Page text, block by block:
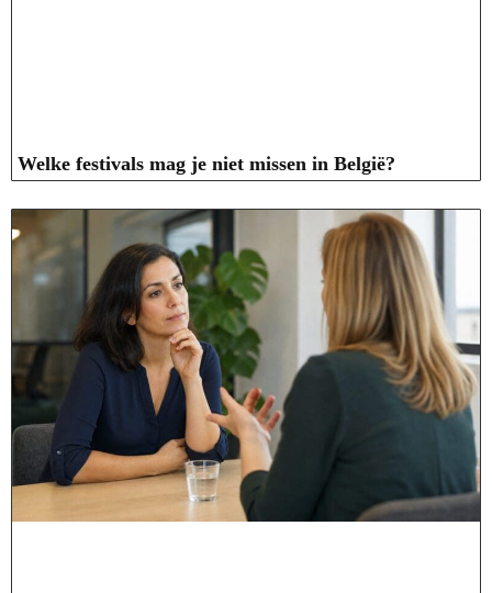
Welke festivals mag je niet missen in België?